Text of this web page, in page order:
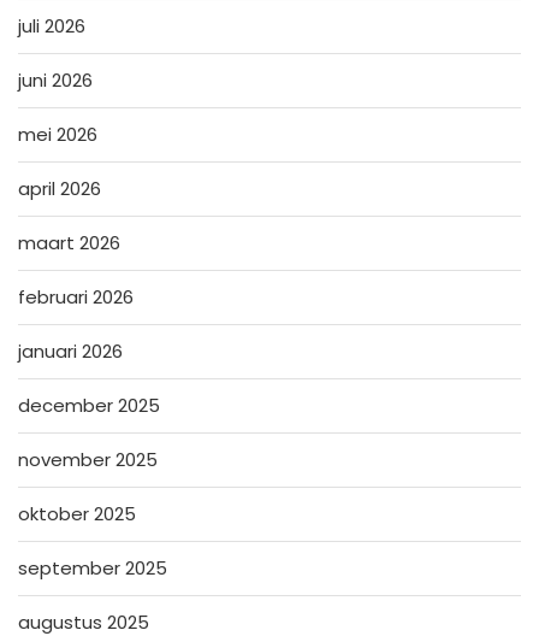
juli 2026
juni 2026
mei 2026
april 2026
maart 2026
februari 2026
januari 2026
december 2025
november 2025
oktober 2025
september 2025
augustus 2025